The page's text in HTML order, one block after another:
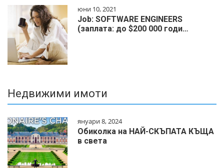
юни 10, 2021
Job: SOFTWARE ENGINEERS
(заплата: до $200 000 годи…
Недвижими имоти
януари 8, 2024
Обиколка на НАЙ-СКЪПАТА КЪЩА
в света